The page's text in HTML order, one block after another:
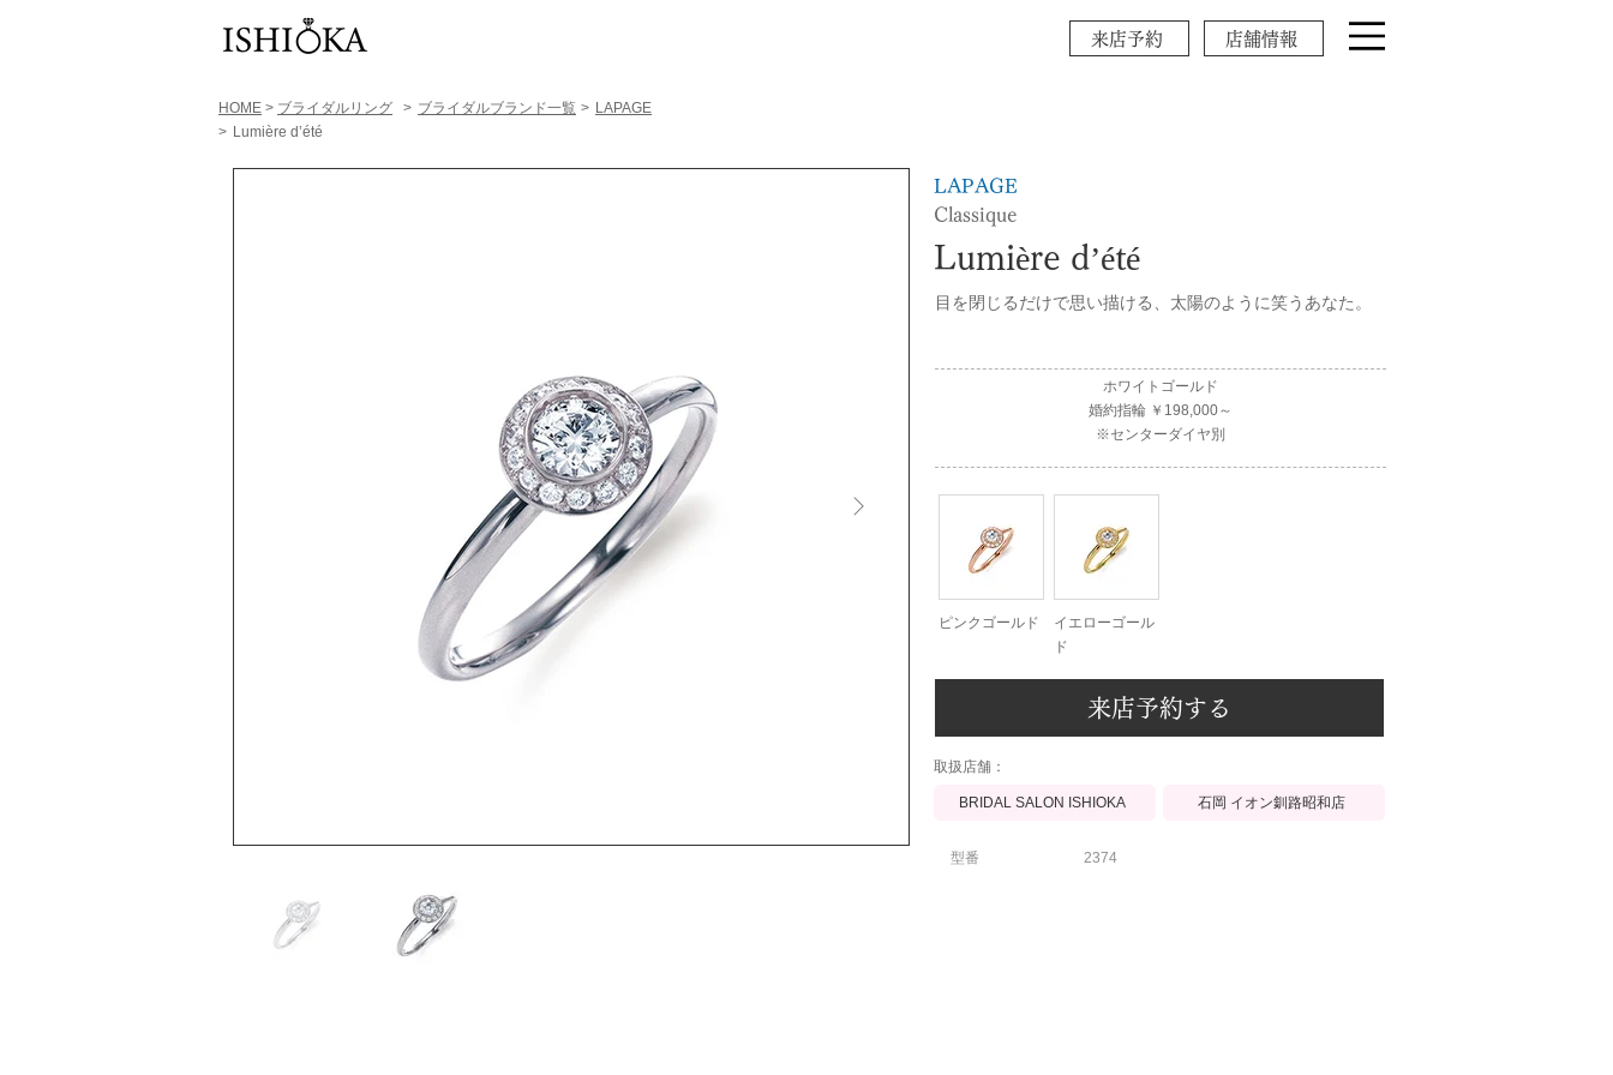
来店予約 店舗情報
HOME > ブライダルリング > ​ブライダルブランド一覧 > LAPAGE
> Lumière d’été
LAPAGE
Classique
Lumière d’été
目を閉じるだけで思い描ける、太陽のように笑うあなた。
ホワイトゴールド
婚約指輪 ￥198,000～
※センターダイヤ別
ピンクゴールド
イエローゴール
ド
来店予約する
​取扱店舗：
BRIDAL SALON ISHIOKA 石岡 イオン釧路昭和店
型番 2374